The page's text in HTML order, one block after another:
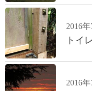
2016年
トイ
2016年